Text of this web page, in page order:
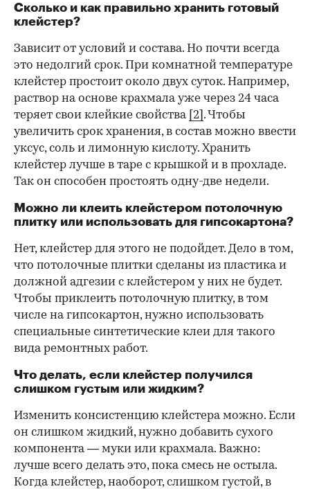
Сколько и как правильно хранить готовый
клейстер?
Зависит от условий и состава. Но почти всегда
это недолгий срок. При комнатной температуре
клейстер простоит около двух суток. Например,
раствор на основе крахмала уже через 24 часа
теряет свои клейкие свойства [2] . Чтобы
увеличить срок хранения, в состав можно ввести
уксус, соль и лимонную кислоту. Хранить
клейстер лучше в таре с крышкой и в прохладе.
Так он способен простоять одну-две недели.
Можно ли клеить клейстером потолочную
плитку или использовать для гипсокартона?
Нет, клейстер для этого не подойдет. Дело в том,
что потолочные плитки сделаны из пластика и
должной адгезии с клейстером у них не будет.
Чтобы приклеить потолочную плитку, в том
числе на гипсокартон, нужно использовать
специальные синтетические клеи для такого
вида ремонтных работ.
Что делать, если клейстер получился
слишком густым или жидким?
Изменить консистенцию клейстера можно. Если
он слишком жидкий, нужно добавить сухого
компонента — муки или крахмала. Важно:
лучше всего делать это, пока смесь не остыла.
Когда клейстер, наоборот, слишком густой, в